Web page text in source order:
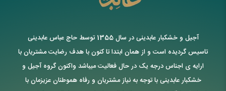
آجیل و خشکبار عابدینی در سال 1355 توسط حاج عباس عابدینی
تاسیس گردیده است و از همان ابتدا تا کنون با هدف رضایت مشتریان با
ارایه ی اجناس درجه یک در حال فعالیت میباشد واکنون گروه آجیل و
خشکبار عابدینی با توجه به نیاز مشتریان و رفاه هموطنان عزیزمان با